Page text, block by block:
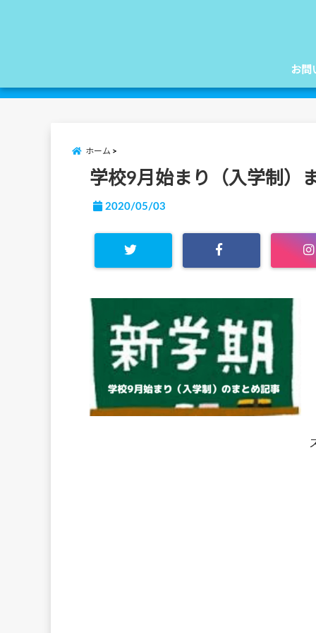
お問
ホーム
学校9月始まり（入学制）
2020/05/03